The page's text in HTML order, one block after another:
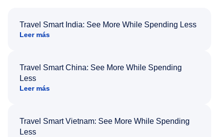
Travel Smart India: See More While Spending Less
Leer más
Travel Smart China: See More While Spending
Less
Leer más
Travel Smart Vietnam: See More While Spending
Less